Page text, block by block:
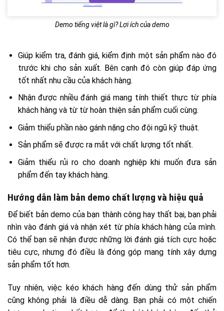
Demo tiếng việt là gì? Lợi ích của demo
Giúp kiểm tra, đánh giá, kiểm định một sản phẩm nào đó
trước khi cho sản xuất. Bên cạnh đó còn giúp đáp ứng
tốt nhất nhu cầu của khách hàng.
Nhận được nhiều đánh giá mang tính thiết thực từ phía
khách hàng và từ từ hoàn thiện sản phẩm cuối cùng.
Giảm thiểu phần nào gánh nặng cho đội ngũ kỹ thuật.
Sản phẩm sẽ được ra mắt với chất lượng tốt nhất.
Giảm thiểu rủi ro cho doanh nghiệp khi muốn đưa sản
phẩm đến tay khách hàng.
Hướng dẫn làm bản demo chất lượng và hiệu quả
Để biết bản demo của bạn thành công hay thất bại, bạn phải
nhìn vào đánh giá và nhận xét từ phía khách hàng của mình.
Có thể bạn sẽ nhận được những lời đánh giá tích cực hoặc
tiêu cực, nhưng đó điều là đóng góp mang tính xây dựng
sản phẩm tốt hơn.
Tuy nhiên, việc kéo khách hàng đến dùng thử sản phẩm
cũng không phải là điều dễ dàng. Bạn phải có một chiến